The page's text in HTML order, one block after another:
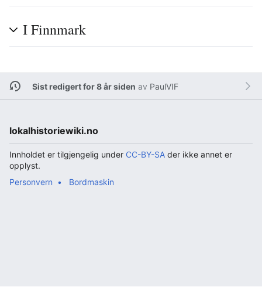
I Finnmark
Sist redigert for 8 år siden av PaulVIF
lokalhistoriewiki.no
Innholdet er tilgjengelig under CC-BY-SA der ikke annet er
opplyst.
Personvern
Bordmaskin